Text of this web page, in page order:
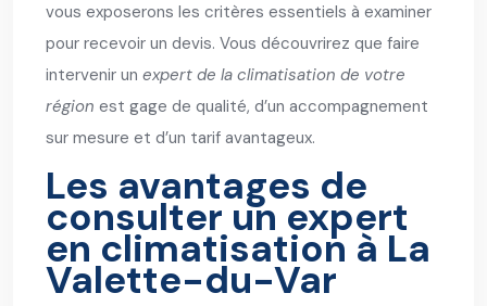
vous exposerons les critères essentiels à examiner
pour recevoir un devis. Vous découvrirez que faire
intervenir un expert de la climatisation de votre
région est gage de qualité, d’un accompagnement
sur mesure et d’un tarif avantageux.
Les avantages de
consulter un expert
en climatisation à La
Valette-du-Var